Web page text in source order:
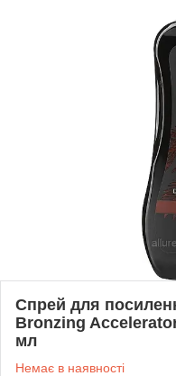
Спрей для
Bronzing
мл
Немає в наявності